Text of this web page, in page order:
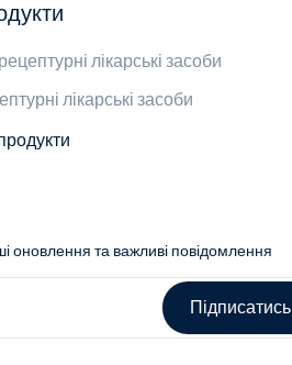
лікарські засоби
лікарські засоби
оновлення та важливі повідомлення
Підписатись